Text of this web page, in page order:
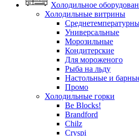
Холодильное
Холодильные витрины
Универсальные
Морозильные
Кондитерские
Для мороженого
Рыба на льду
Настольные и
Промо
Холодильные горки
Be Blocks!
Brandford
Chilz
Cryspi